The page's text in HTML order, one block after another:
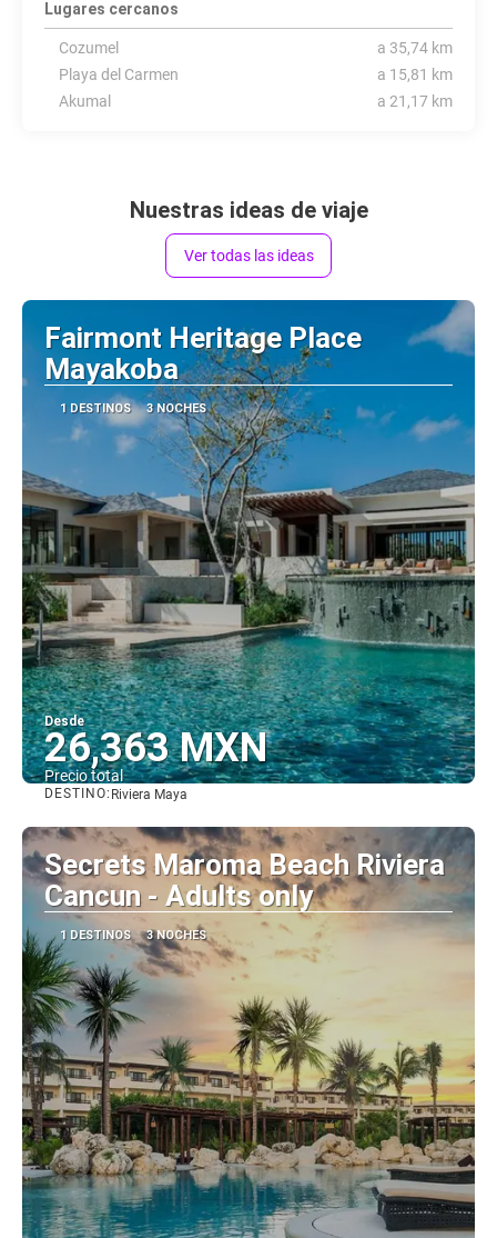
Lugares cercanos
Cozumel
a 35,74 km
Playa del Carmen
a 15,81 km
Akumal
a 21,17 km
Nuestras ideas de viaje
Ver todas las ideas
Fairmont Heritage Place
Mayakoba
1 DESTINOS 3 NOCHES
Desde
26,363 MXN
Precio total
DESTINO: Riviera Maya
Secrets Maroma Beach Riviera
Cancun - Adults only
1 DESTINOS 3 NOCHES